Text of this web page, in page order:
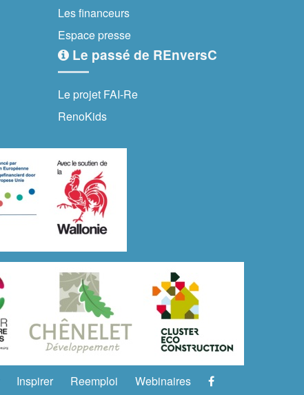
Les financeurs
Espace presse
Le passé de REnversC
Le projet FAI-Re
RenoKids
Inspirer Reemploi Webinaires